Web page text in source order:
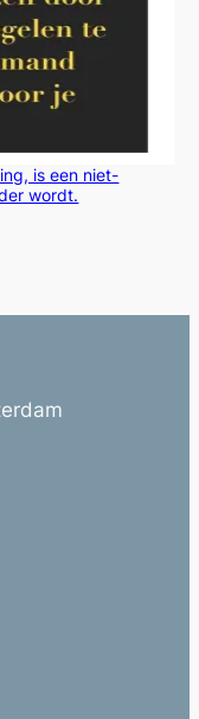
is een niet-
wordt.